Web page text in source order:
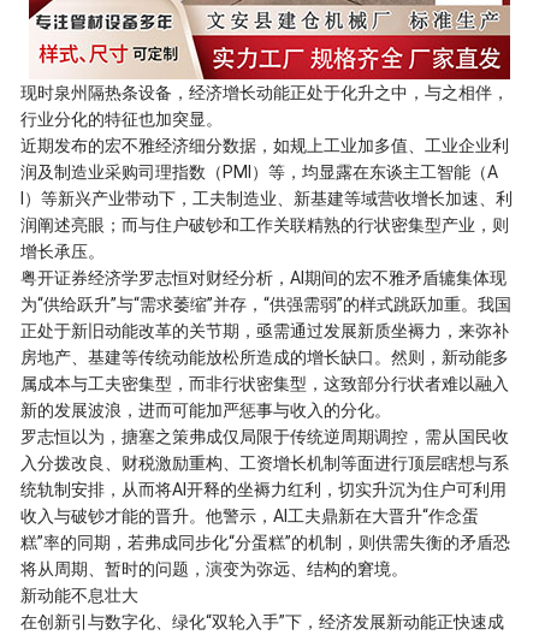
现时泉州隔热条设备，经济增长动能正处于化升之中，与之相伴，
行业分化的特征也加突显。
近期发布的宏不雅经济细分数据，如规上工业加多值、工业企业利
润及制造业采购司理指数（PMI）等，均显露在东谈主工智能（A
I）等新兴产业带动下，工夫制造业、新基建等域营收增长加速、利
润阐述亮眼；而与住户破钞和工作关联精熟的行状密集型产业，则
增长承压。
粤开证券经济学罗志恒对财经分析，AI期间的宏不雅矛盾辘集体现
为“供给跃升”与“需求萎缩”并存，“供强需弱”的样式跳跃加重。我国
正处于新旧动能改革的关节期，亟需通过发展新质坐褥力，来弥补
房地产、基建等传统动能放松所造成的增长缺口。然则，新动能多
属成本与工夫密集型，而非行状密集型，这致部分行状者难以融入
新的发展波浪，进而可能加严惩事与收入的分化。
罗志恒以为，搪塞之策弗成仅局限于传统逆周期调控，需从国民收
入分拨改良、财税激励重构、工资增长机制等面进行顶层瞎想与系
统轨制安排，从而将AI开释的坐褥力红利，切实升沉为住户可利用
收入与破钞才能的晋升。他警示，AI工夫鼎新在大晋升“作念蛋
糕”率的同期，若弗成同步化“分蛋糕”的机制，则供需失衡的矛盾恐
将从周期、暂时的问题，演变为弥远、结构的窘境。
新动能不息壮大
在创新引与数字化、绿化“双轮入手”下，经济发展新动能正快速成